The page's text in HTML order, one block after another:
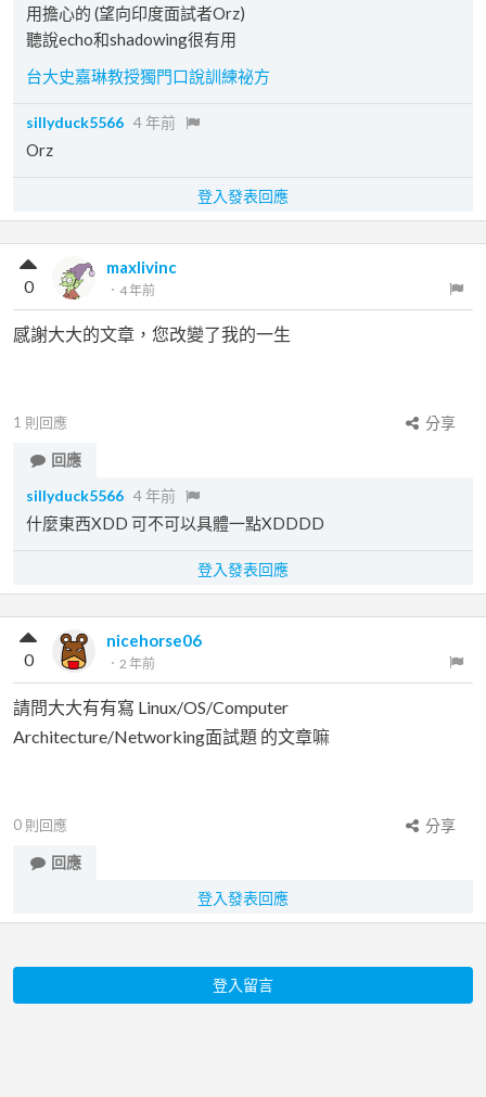
用擔心的 (望向印度面試者Orz)
聽說echo和shadowing很有用
台大史嘉琳教授獨門口說訓練祕方
sillyduck5566 4 年前
Orz
登入發表回應
maxlivinc
． 4 年前
0
感謝大大的文章，您改變了我的一生
1 則回應
分享
回應
sillyduck5566 4 年前
什麼東西XDD 可不可以具體一點XDDDD
登入發表回應
nicehorse06
． 2 年前
0
請問大大有有寫 Linux/OS/Computer
Architecture/Networking面試題 的文章嘛
0 則回應
分享
回應
登入發表回應
登入留言